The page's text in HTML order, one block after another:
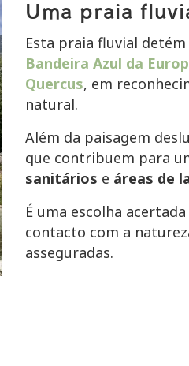
Uma praia
Esta praia fluvial
Bandeira Azul da
Quercus, em
natural.
Além da paisagem
que contribuem para
sanitários e áreas de
É uma escolha
contacto com a
asseguradas.